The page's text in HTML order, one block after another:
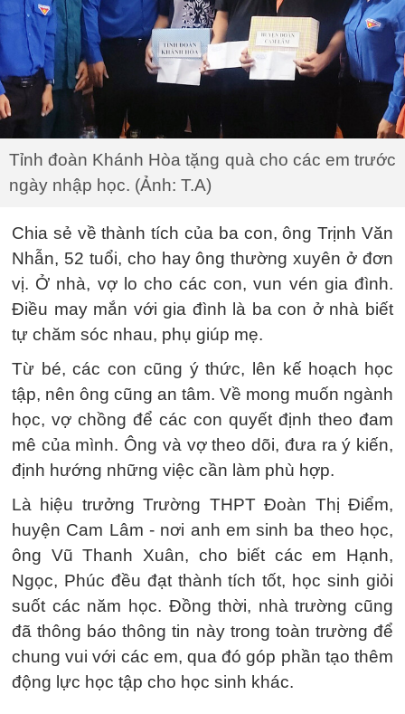
Tỉnh đoàn Khánh Hòa tặng quà cho các em trước
ngày nhập học. (Ảnh: T.A)
Chia sẻ về thành tích của ba con, ông Trịnh Văn
Nhẫn, 52 tuổi, cho hay ông thường xuyên ở đơn
vị. Ở nhà, vợ lo cho các con, vun vén gia đình.
Điều may mắn với gia đình là ba con ở nhà biết
tự chăm sóc nhau, phụ giúp mẹ.
Từ bé, các con cũng ý thức, lên kế hoạch học
tập, nên ông cũng an tâm. Về mong muốn ngành
học, vợ chồng để các con quyết định theo đam
mê của mình. Ông và vợ theo dõi, đưa ra ý kiến,
định hướng những việc cần làm phù hợp.
Là hiệu trưởng Trường THPT Đoàn Thị Điểm,
huyện Cam Lâm - nơi anh em sinh ba theo học,
ông Vũ Thanh Xuân, cho biết các em Hạnh,
Ngọc, Phúc đều đạt thành tích tốt, học sinh giỏi
suốt các năm học. Đồng thời, nhà trường cũng
đã thông báo thông tin này trong toàn trường để
chung vui với các em, qua đó góp phần tạo thêm
động lực học tập cho học sinh khác.